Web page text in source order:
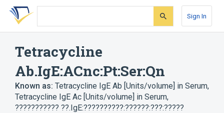
Skip
search
Skip
Skip
account
Sign In
Tetracycline
Ab.IgE:ACnc:Pt:Ser:Qn
Known as: Tetracycline IgE Ab [Units/volume] in Serum,
Tetracycline IgE Ac [Units/volume] in Serum,
??????????? ??.IgE:??????????:??????:???:?????